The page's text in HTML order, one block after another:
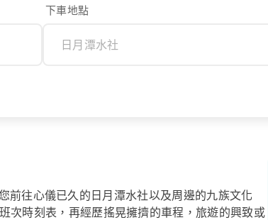
下車地點
往心儀已久的日月潭水社以及周邊的九族文化
次時刻表，再經歷搖晃擁擠的車程，旅遊的興致或